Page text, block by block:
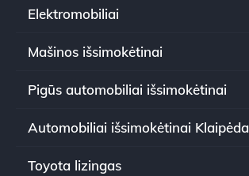
Elektromobiliai
Mašinos išsimokėtinai
Pigūs automobiliai išsimokėtinai
Automobiliai išsimokėtinai Klaipėda
Toyota lizingas